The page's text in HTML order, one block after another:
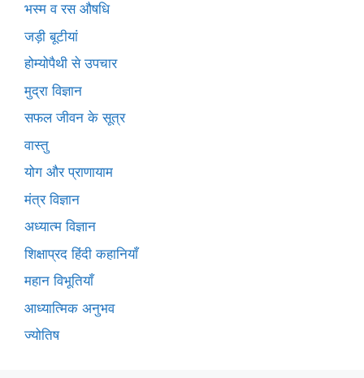
भस्म व रस औषधि
जड़ी बूटीयां
होम्योपैथी से उपचार
मुद्रा विज्ञान
सफल जीवन के सूत्र
वास्तु
योग और प्राणायाम
मंत्र विज्ञान
अध्यात्म विज्ञान
शिक्षाप्रद हिंदी कहानियाँ
महान विभूतियाँ
आध्यात्मिक अनुभव
ज्योतिष